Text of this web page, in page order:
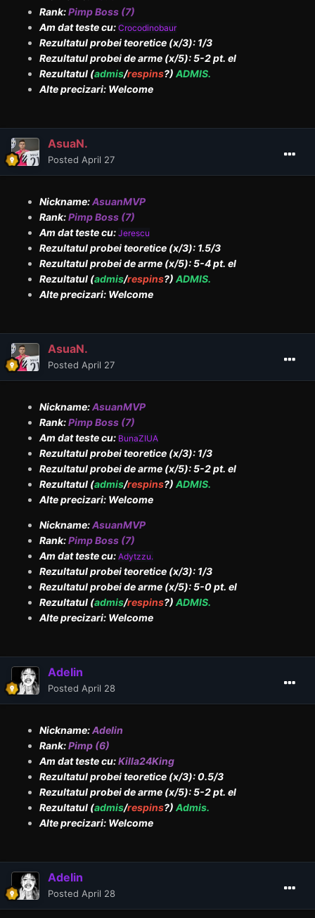
Rank:Pimp Boss (7)
Am dat teste cu: Crocodinobaur
Rezultatul probei teoretice (x/3): 1/3
Rezultatul probei de arme (x/5): 5-2 pt. el
Rezultatul (admis/respins?) ADMIS.
Alte precizari: Welcome
AsuaN.
Posted April 27
Nickname:AsuanMVP
Rank:Pimp Boss (7)
Am dat teste cu: Jerescu
Rezultatul probei teoretice (x/3): 1.5/3
Rezultatul probei de arme (x/5): 5-4 pt. el
Rezultatul (admis/respins?) ADMIS.
Alte precizari: Welcome
AsuaN.
Posted April 27
Nickname:AsuanMVP
Rank:Pimp Boss (7)
Am dat teste cu: BunaZIUA
Rezultatul probei teoretice (x/3): 1/3
Rezultatul probei de arme (x/5): 5-2 pt. el
Rezultatul (admis/respins?) ADMIS.
Alte precizari: Welcome
Nickname:AsuanMVP
Rank:Pimp Boss (7)
Am dat teste cu: Adytzzu.
Rezultatul probei teoretice (x/3): 1/3
Rezultatul probei de arme (x/5): 5-0 pt. el
Rezultatul (admis/respins?) ADMIS.
Alte precizari: Welcome
AdeIin
Posted April 28
Nickname:AdeIin
Rank:Pimp (6)
Am dat teste cu:Killa24King
Rezultatul probei teoretice (x/3): 0.5/3
Rezultatul probei de arme (x/5): 5-2 pt. el
Rezultatul (admis/respins?) Admis.
Alte precizari: Welcome
AdeIin
Posted April 28